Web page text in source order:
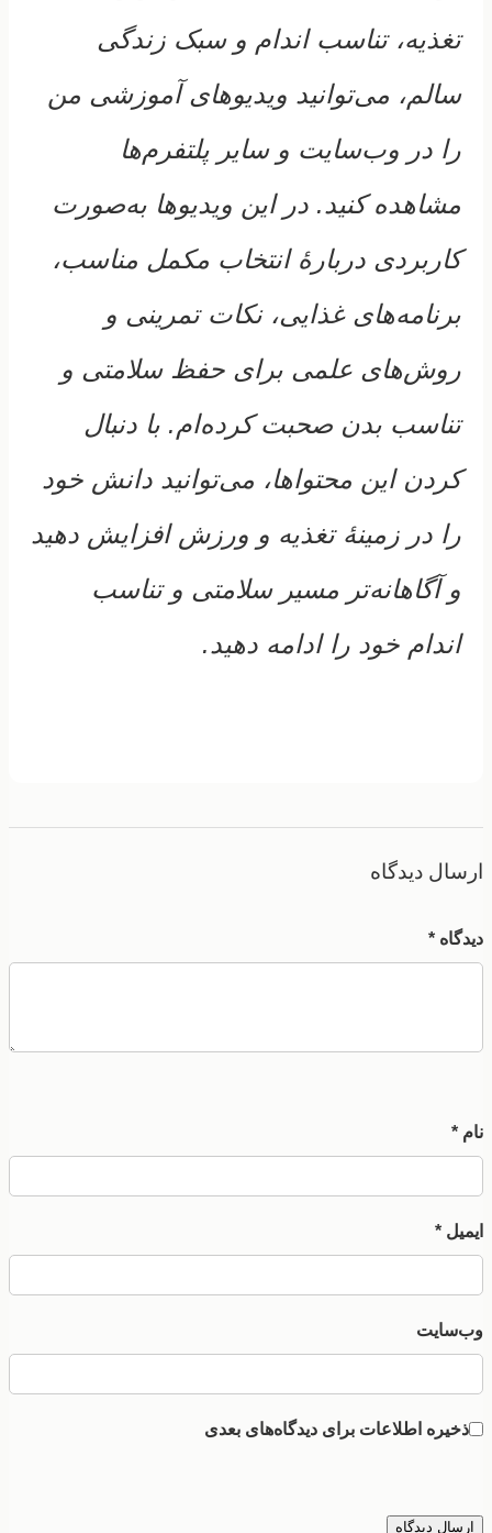
تغذیه، تناسب اندام و سبک زندگی
سالم، می‌توانید ویدیوهای آموزشی من
را در وب‌سایت و سایر پلتفرم‌ها
مشاهده کنید. در این ویدیوها به‌صورت
کاربردی دربارهٔ انتخاب مکمل مناسب،
برنامه‌های غذایی، نکات تمرینی و
روش‌های علمی برای حفظ سلامتی و
تناسب بدن صحبت کرده‌ام. با دنبال
کردن این محتواها، می‌توانید دانش خود
را در زمینهٔ تغذیه و ورزش افزایش دهید
و آگاهانه‌تر مسیر سلامتی و تناسب
اندام خود را ادامه دهید.
ارسال دیدگاه
دیدگاه *
نام *
ایمیل *
وب‌سایت
ذخیره اطلاعات برای دیدگاه‌های بعدی
ارسال دیدگاه